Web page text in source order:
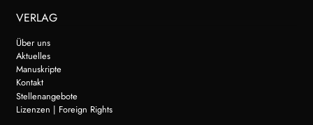
VERLAG
Über uns
Aktuelles
Manuskripte
Kontakt
Stellenangebote
Lizenzen | Foreign Rights